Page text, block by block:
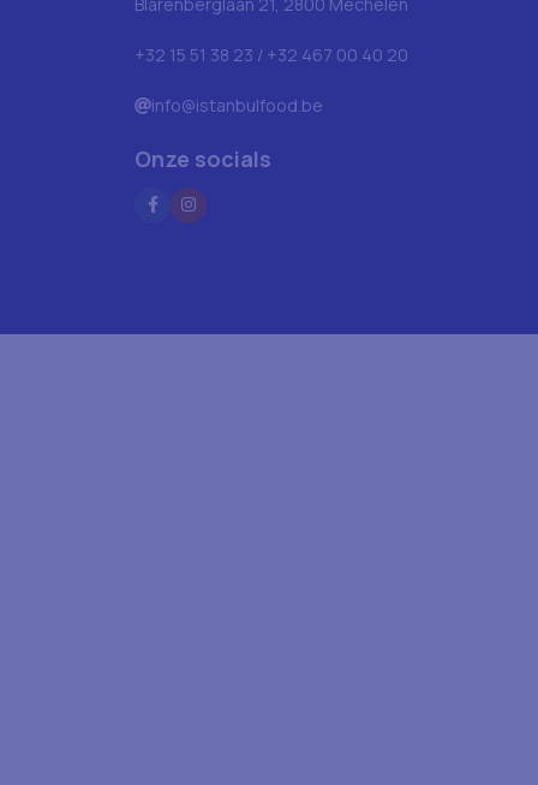
+32 15 51 38 23 / +32 467 00 40 20
info@istanbulfood.be
Onze socials